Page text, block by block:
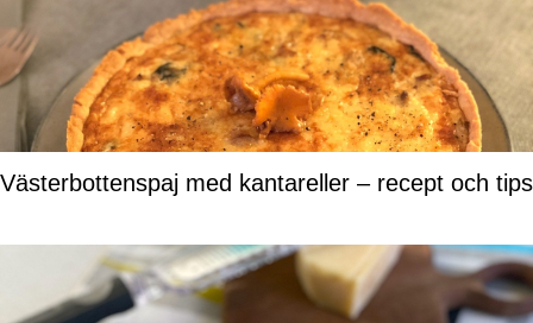
Västerbottenspaj med kantareller – recept och tips